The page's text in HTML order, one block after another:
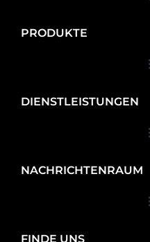
PRODUKTE
DIENSTLEISTUNGEN
NACHRICHTENRAUM
FINDE UNS